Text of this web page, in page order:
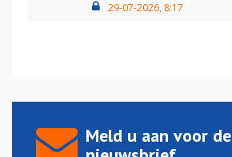
29-07-2026, 8:17
Meld u aan voor de